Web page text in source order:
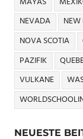
NEVADA
NOVA SCOTIA
PAZIFIK
VULKANE
NEUESTE